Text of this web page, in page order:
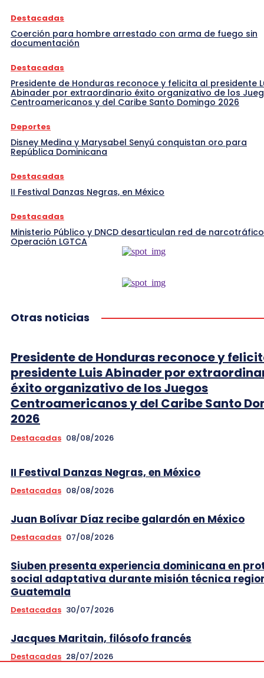
Destacadas
Coerción para hombre arrestado con arma de fuego sin
documentación
Destacadas
Presidente de Honduras reconoce y felicita al presidente
Abinader por extraordinario éxito organizativo de los
Centroamericanos y del Caribe Santo Domingo 2026
Deportes
Disney Medina y Marysabel Senyú conquistan oro para
República Dominicana
Destacadas
II Festival Danzas Negras, en México
Destacadas
Ministerio Público y DNCD desarticulan red de
Operación LGTCA
Otras noticias
Presidente de Honduras reconoce y
presidente Luis Abinader por
éxito organizativo de los Juegos
Centroamericanos y del Caribe Santo
2026
Destacadas 08/08/2026
II Festival Danzas Negras, en México
Destacadas 08/08/2026
Juan Bolívar Díaz recibe galardón en México
Destacadas 07/08/2026
Siuben presenta experiencia dominicana en
social adaptativa durante misión técnica
Guatemala
Destacadas 30/07/2026
Jacques Maritain, filósofo francés
Destacadas 28/07/2026